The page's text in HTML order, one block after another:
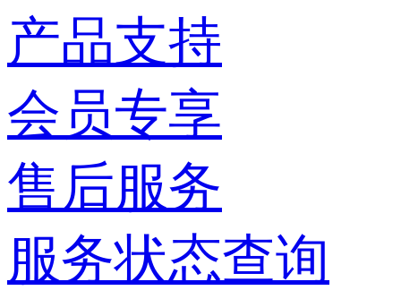
产品支持
会员专享
售后服务
服务状态查询